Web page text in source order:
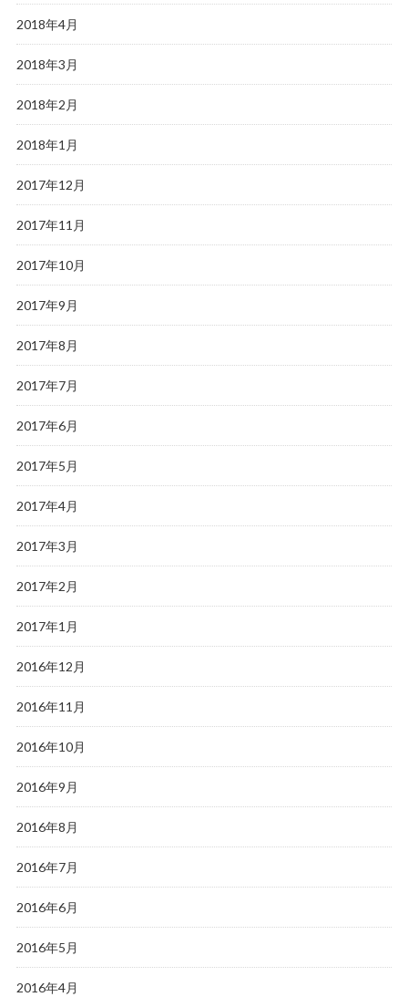
2018年4月
2018年3月
2018年2月
2018年1月
2017年12月
2017年11月
2017年10月
2017年9月
2017年8月
2017年7月
2017年6月
2017年5月
2017年4月
2017年3月
2017年2月
2017年1月
2016年12月
2016年11月
2016年10月
2016年9月
2016年8月
2016年7月
2016年6月
2016年5月
2016年4月